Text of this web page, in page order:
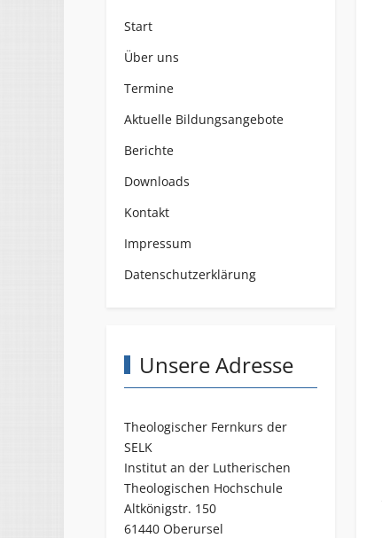
Start
Über uns
Termine
Aktuelle Bildungsangebote
Berichte
Downloads
Kontakt
Impressum
Datenschutzerklärung
Unsere Adresse
Theologischer Fernkurs der
SELK
Institut an der Lutherischen
Theologischen Hochschule
Altkönigstr. 150
61440 Oberursel